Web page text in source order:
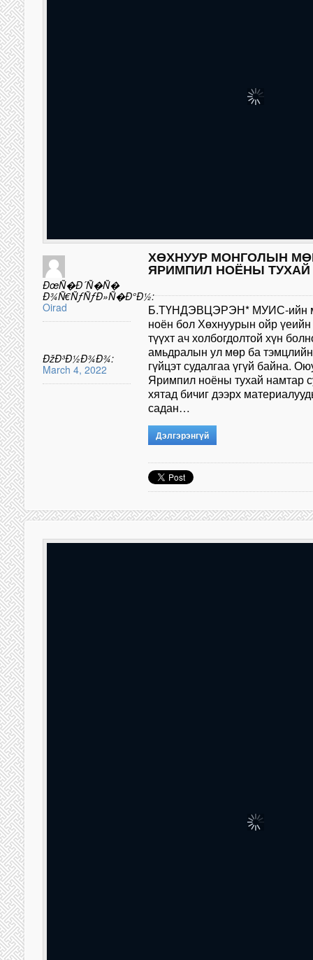
ÐœÑ�Ð´Ñ�Ñ�
Ð¾Ñ€ÑƒÑƒÐ»Ñ�Ð°Ð½:
Oirad
ÐžÐ³Ð½Ð¾Ð¾:
March 4, 2022
ХӨХНУУР МОНГОЛЫН
ЯРИМПИЛ НОЁНЫ
Б.ТҮНДЭВЦЭРЭН* МУИС-ийн
ноён бол Хөхнуурын ойр үеийн
түүхт ач холбогдолтой хүн
амьдралын ул мөр ба
гүйцэт судалгаа үгүй байна.
Яримпил ноёны тухай намтар
хятад бичиг дээрх
садан…
Дэлгэрэнгүй